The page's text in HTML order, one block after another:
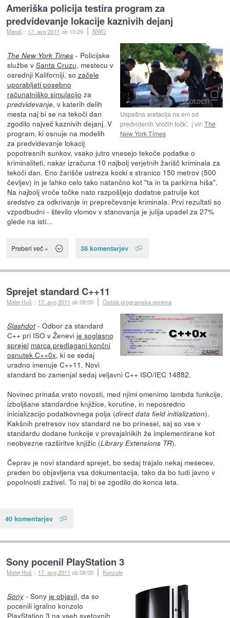
Ameriška policija testira program za
predvidevanje lokacije kaznivih dejanj
Mandi :: 17. avg 2011 ob 10:29 NWO
Uspešna aretacija na eni od
predvidenih 'vročih točk'.
vir:The
New York Times
The New York Times- Policijske
službe v Santa Cruzu, mestecu v
osrednji Kaliforniji, so začele
uporabljati posebno
računalniško simulacijo za
predvidevanje, v katerih delih
mesta naj bi se na tekoči dan
zgodilo največ kaznivih dejanj. V
program, ki osnuje na modelih
za predvidevanje lokacij
popotresnih sunkov, vsako jutro vnesejo tekoče podatke o
kriminaliteti, nakar izračuna 10 najbolj verjetnih žarišč kriminala za
tekoči dan. Eno žarišče ustreza kocki s stranico 150 metrov (500
čevljev) in je lahko celo tako natančno kot "ta in ta parkirna hiša".
Na najbolj vroče točke nato razpošljejo dodatne patrulje kot
sredstvo za odkrivanje in preprečevanje kriminala. Prvi rezultati so
vzpodbudni - število vlomov v stanovanja je julija upadel za 27%
glede na isti...
Preberi več » 38 komentarjev
Sprejet standard C++11
Matej Huš :: 17. avg 2011 ob 08:00 Ostala programska oprema
Slashdot- Odbor za standard
C++ pri ISO v Ženevi je soglasno
sprejel marca predlagani končni
osnutek C++0x, ki se sedaj
uradno imenuje C++11. Novi
standard bo zamenjal sedaj veljavni C++ ISO/IEC 14882.
Novinec prinaša vrsto novosti, med njimi omenimo lambda funkcije,
izboljšane standardne knjižice, korutine, in neposredno
inicializacijo podatkovnega polja (direct data field initialization).
Kakšnih pretresov nov standard ne bo prinesel, saj so vse v
standardu dodane funkcije v prevajalnikih že implementirane kot
neobvezne razširitve knjižic (Library Extensions TR).
Čeprav je novi standard sprejet, bo sedaj trajalo nekaj mesecev,
preden bo objavljena vsa dokumentacija, tako da bo tudi javno v
popolnosti zaživel. To naj bi se zgodilo do konca leta.
40 komentarjev
Sony pocenil PlayStation 3
Matej Huš :: 17. avg 2011 ob 08:00 Konzole
Sony- Sony je objavil, da so
pocenili igralno konzolo
PlayStation 3 na vseh svetovnih